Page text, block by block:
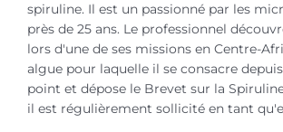
spiruline. Il est un passionné par les
près de 25 ans. Le professionnel
lors d'une de ses missions en Centre-
algue pour laquelle il se consacre
point et dépose le Brevet sur la
il est régulièrement sollicité en tant